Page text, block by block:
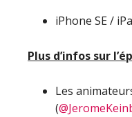
iPhone SE /
Plus d’infos sur
Les
(